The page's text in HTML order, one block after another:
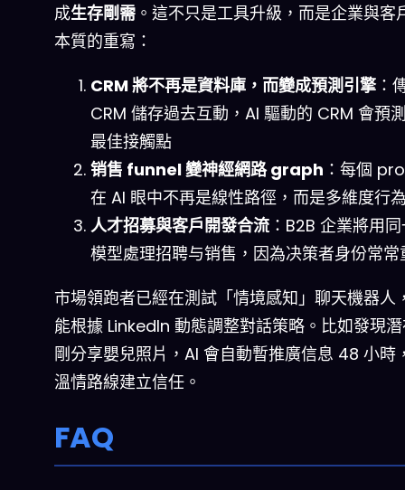
成生存剛需 。這不只是工具升級，而是企業與客
本質的重寫：
CRM 將不再是資料庫，而變成預測引擎：
CRM 儲存過去互動，AI 驅動的 CRM 會預
最佳接觸點
销售 funnel 變神經網路 graph ：每個
在 AI 眼中不再是線性路徑，而是多維度行
人才招募與客戶開發合流 ：B2B 企業將用
模型處理招聘与销售，因為决策者身份常常
市場領跑者已經在測試「情境感知」聊天機器人
能根據 LinkedIn 動態調整對話策略。比如發現
剛分享嬰兒照片，AI 會自動暫推廣信息 48 小時
溫情路線建立信任。
FAQ